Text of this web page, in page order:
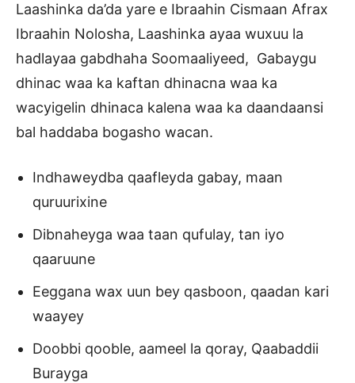
Laashinka da’da yare e Ibraahin Cismaan Afrax
Ibraahin Nolosha, Laashinka ayaa wuxuu la
hadlayaa gabdhaha Soomaaliyeed, Gabaygu
dhinac waa ka kaftan dhinacna waa ka
wacyigelin dhinaca kalena waa ka daandaansi
bal haddaba bogasho wacan.
Indhaweydba qaafleyda gabay, maan
quruurixine
Dibnaheyga waa taan qufulay, tan iyo
qaaruune
Eeggana wax uun bey qasboon, qaadan kari
waayey
Doobbi qooble, aameel la qoray, Qaabaddii
Burayga